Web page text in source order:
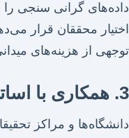
داده‌های گرانی سنجی را
اختیار محققان قرار
توجهی از هزینه‌های
3. همکاری با اساتید و مراکز تحقیقاتی
دانشگاه‌ها و مراکز